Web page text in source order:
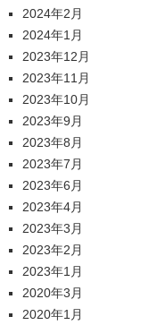
2024年2月
2024年1月
2023年12月
2023年11月
2023年10月
2023年9月
2023年8月
2023年7月
2023年6月
2023年4月
2023年3月
2023年2月
2023年1月
2020年3月
2020年1月